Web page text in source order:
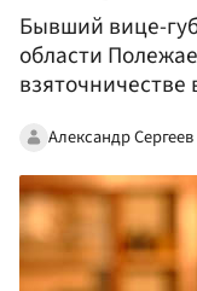
Бывший вице-
области
взяточничестве
Александр Сергеев